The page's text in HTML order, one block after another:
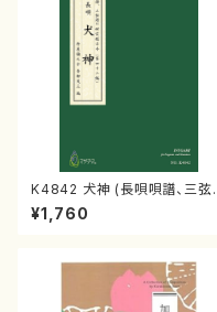
K4842 犬神 (長唄唄譜、三弦
譜/杵屋彌之介(青柳茂三）/青柳
三絃楽譜）
¥1,760